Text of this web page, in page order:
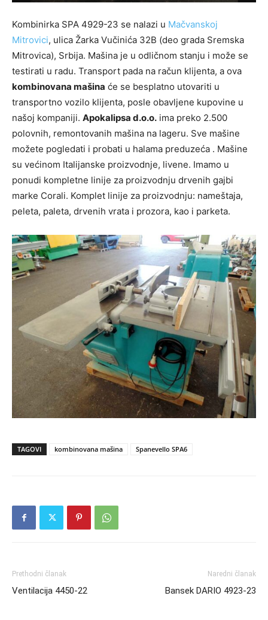
Kombinirka SPA 4929-23 se nalazi u Mačvanskoj
Mitrovici, ulica Žarka Vučinića 32B (deo grada Sremska
Mitrovica), Srbija. Mašina je u odličnom stanju i može se
testirati u radu. Transport pada na račun klijenta, a ova
kombinovana mašina će se besplatno utovariti u
transportno vozilo klijenta, posle obavljene kupovine u
našoj kompaniji. Apokalipsa d.o.o. ima preko 2.500
polovnih, remontovanih mašina na lageru. Sve mašine
možete pogledati i probati u halama preduzeća . Mašine
su većinom Italijanske proizvodnje, livene. Imamo u
ponudi kompletne linije za proizvodnju drvenih gajbi
marke Corali. Komplet linije za proizvodnju: nameštaja,
peleta, paleta, drvenih vrata i prozora, kao i parketa.
TAGOVI kombinovana mašina Spanevello SPA6
Prethodni članak
Ventilacija 4450-22
Naredni članak
Bansek DARIO 4923-23